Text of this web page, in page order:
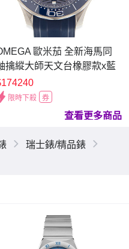
歐米茄 全新海馬同
擒縱大師天文台橡膠款x藍
限時下殺 券
查看更多商品
瑞士錶/精品錶